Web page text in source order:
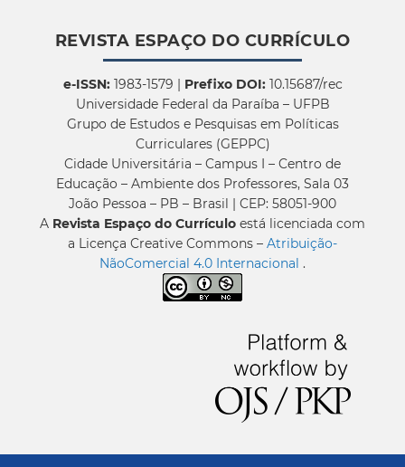
REVISTA ESPAÇO DO CURRÍCULO
e-ISSN:1983-1579 | Prefixo DOI:10.15687/rec
Universidade Federal da Paraíba – UFPB
Grupo de Estudos e Pesquisas em Políticas
Curriculares (GEPPC)
Cidade Universitária – Campus I – Centro de
Educação – Ambiente dos Professores, Sala 03
João Pessoa – PB – Brasil | CEP: 58051-900
A Revista Espaço do Currículo está licenciada com
a Licença Creative Commons – Atribuição-
NãoComercial 4.0 Internacional .